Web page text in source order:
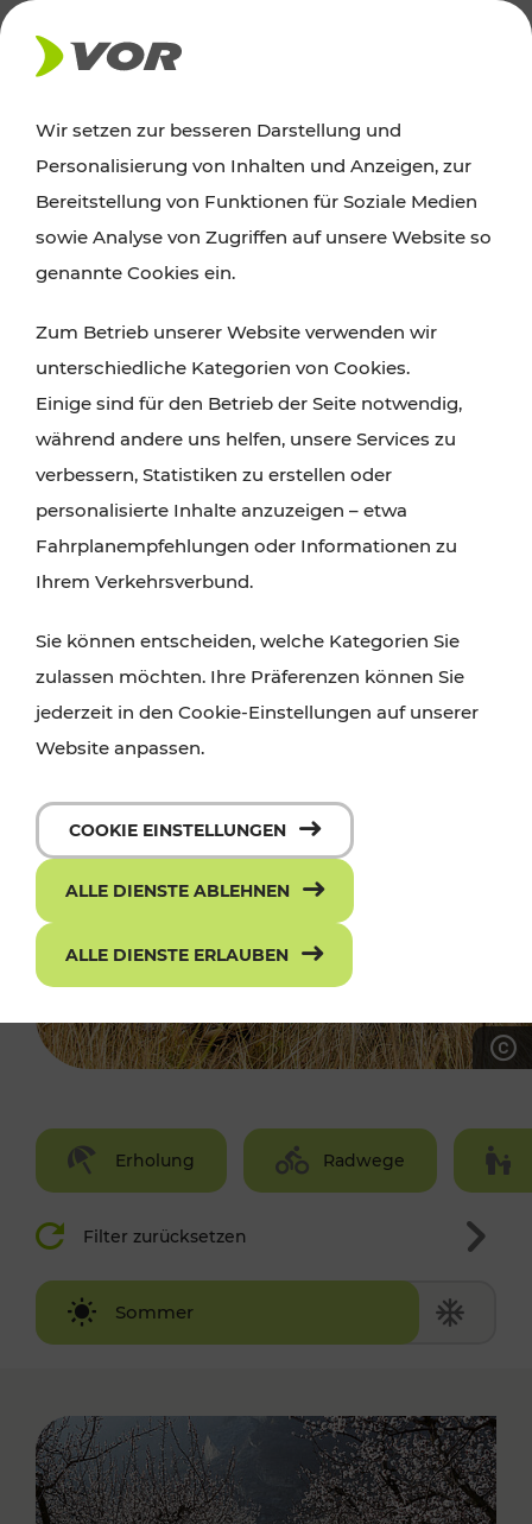
AKTUELLES
Ausflugstipps
Wien, Niederösterreich und das Burgenland
Wanderungen, Kultur und Gastronomie,
Radtouren oder purer Naturgenuss – viele
Attraktionen sind mit den Ticket- und Fahrplan-
Angeboten des VOR gut und schnell erreichbar.
Erholung Radwege
Filter zurücksetzen
Sommer
Winter
Wir setzen zur besseren Darstellung und
Personalisierung von Inhalten und Anzeigen, zur
Bereitstellung von Funktionen für Soziale Medien
sowie Analyse von Zugriffen auf unsere Website so
genannte Cookies ein.
Zum Betrieb unserer Website verwenden wir
unterschiedliche Kategorien von Cookies.
Einige sind für den Betrieb der Seite notwendig,
während andere uns helfen, unsere Services zu
verbessern, Statistiken zu erstellen oder
personalisierte Inhalte anzuzeigen – etwa
Fahrplanempfehlungen oder Informationen zu
Ihrem Verkehrsverbund.
Sie können entscheiden, welche Kategorien Sie
zulassen möchten. Ihre Präferenzen können Sie
jederzeit in den Cookie-Einstellungen auf unserer
Website anpassen.
COOKIE EINSTELLUNGEN
ALLE DIENSTE ABLEHNEN
ALLE DIENSTE ERLAUBEN